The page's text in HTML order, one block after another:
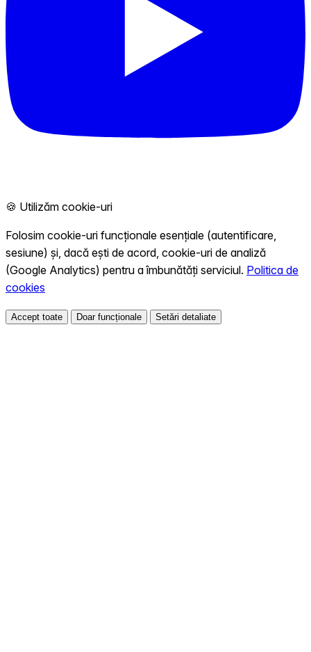
🍪 Utilizăm cookie-uri
Folosim cookie-uri funcționale esențiale (autentificare,
sesiune) și, dacă ești de acord, cookie-uri de analiză
(Google Analytics) pentru a îmbunătăți serviciul. Politica de
cookies
Accept toate Doar funcționale Setări detaliate